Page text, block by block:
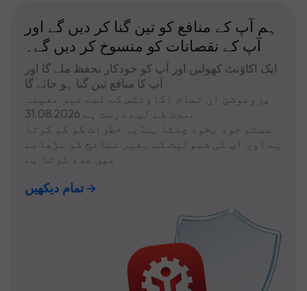
ہم آپ کے منافع کو تین گنا کر دیں گے اور
آپ کے نقصانات کو منسوخ کر دیں گے۔
ایک اکاؤنٹ کھولیں اور آپ کو خودکار تحفظ ملے گا اور
آپ کا منافع تین گنا ہو جائے گا
پروموشن ان تمام اکاؤنٹس کے لیے غیر معینہ
مدت کے لیے درست ہے 31.08.2026.
سسٹم خود بخود چلتا ہے: یہ خطرات کو کم کرتا
ہے اور آپ کی شمولیت کے بغیر نتائج کو بڑھانے
میں مدد کرتا ہے
تمام دیکھیں